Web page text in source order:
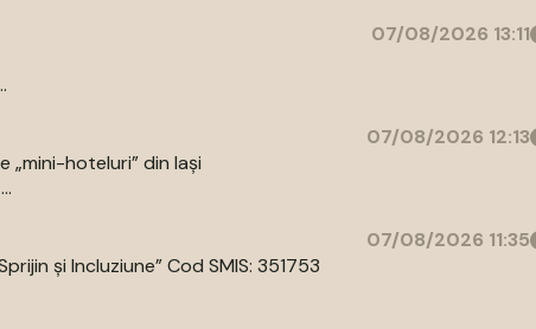
07/08/2026 13:11
07/08/2026 12:13
hoteluri” din Iași
07/08/2026 11:35
și Incluziune” Cod SMIS: 351753